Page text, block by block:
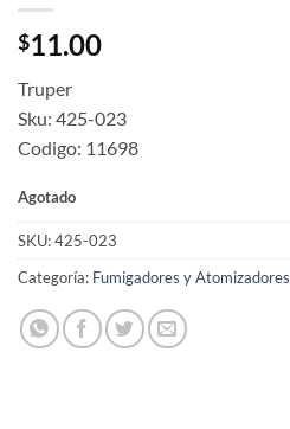
$11.00
Truper
Sku: 425-023
Codigo: 11698
Agotado
SKU:425-023
Categoría: Fumigadores y Atomizadores